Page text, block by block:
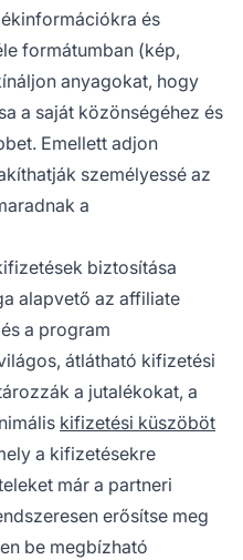
és
formátumban (kép,
anyagokat, hogy
a saját közönségéhez és
Emellett adjon
személyessé az
a
biztosítása
alapvető az affiliate
a program
átlátható kifizetési
a jutalékokat, a
kifizetési küszöböt
a kifizetésekre
már a partneri
erősítse meg
be megbízható